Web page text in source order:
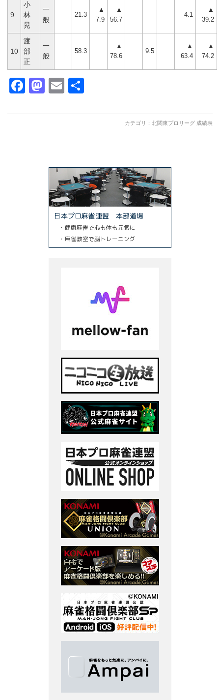
9
小
林
晃
一
般
21.3
▲
7.9
▲
56.7
4.1
▲
39.2
10
渡
部
正
一
般
58.3
▲
78.6
9.5
▲
63.4
▲
74.2
Facebook
Mastodon
Email
カテゴリ： 北関東プロリーグ 成績表
日本プロ麻雀連盟 本部道場
・健康麻雀で心も体も元気に
・麻雀教室で脳トレーニング